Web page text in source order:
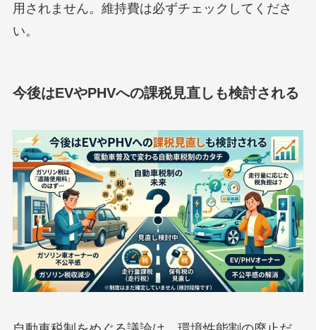
用されません。維持費は必ずチェックしてくださ
い。
今後はEVやPHVへの課税見直しも検討される